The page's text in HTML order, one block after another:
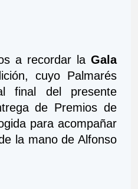
a recordar la Gala
cuyo Palmarés
final del presente
de Premios de
para acompañar
la mano de Alfonso